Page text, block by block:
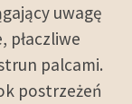
uwagę
płaczliwe
palcami.
postrzeżeń